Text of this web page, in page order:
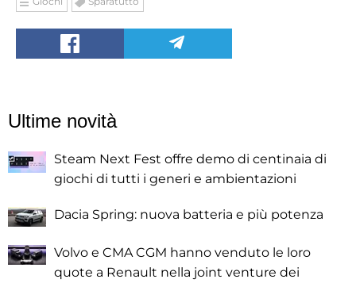
Ultime novità
Steam Next Fest offre demo di centinaia di
giochi di tutti i generi e ambientazioni
Dacia Spring: nuova batteria e più potenza
Volvo e CMA CGM hanno venduto le loro
quote a Renault nella joint venture dei